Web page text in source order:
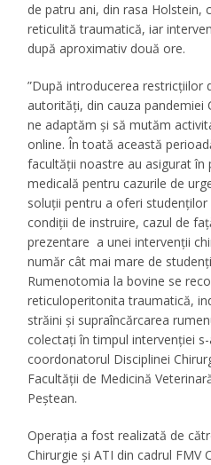
de patru ani, din rasa Holstein,
reticulită traumatică, iar
după aproximativ două ore.
”După introducerea restricțiilor
autorități, din cauza pandemiei
ne adaptăm și să mutăm
online. În toată această
facultății noastre au asigurat în
medicală pentru cazurile de
soluții pentru a oferi
condiții de instruire, cazul de
prezentare a unei intervenții
număr cât mai mare de
Rumenotomia la bovine se
reticuloperitonita traumatică,
străini și supraîncărcarea
colectați în timpul intervenției
coordonatorul Disciplinei
Facultății de Medicină
Peștean.
Operația a fost realizată de
Chirurgie și ATI din cadrul FMV